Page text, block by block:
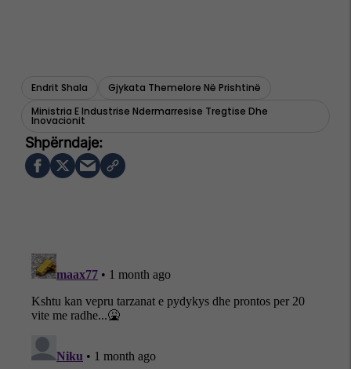
Endrit Shala
Gjykata Themelore Në Prishtinë
Ministria E Industrise Ndermarresise Tregtise Dhe
Inovacionit